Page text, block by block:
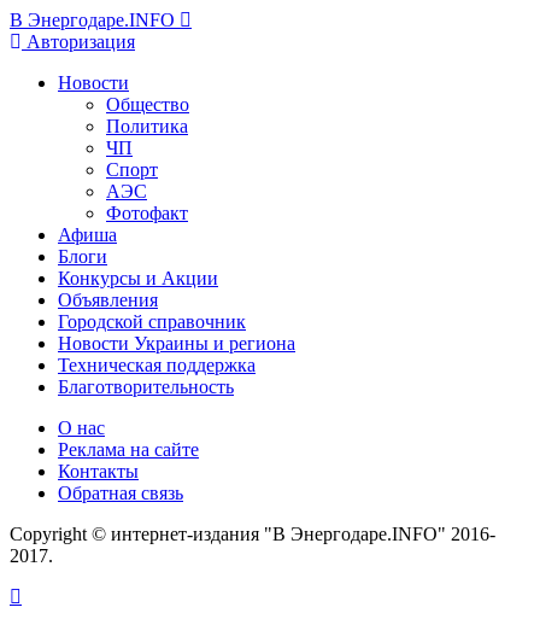
В Энергодаре.INFO
Авторизация
Новости
Общество
Политика
ЧП
Спорт
АЭС
Фотофакт
Афиша
Блоги
Конкурсы и Акции
Объявления
Городской справочник
Новости Украины и региона
Техническая поддержка
Благотворительность
О нас
Реклама на сайте
Контакты
Обратная связь
Copyright © интернет-издания "В Энергодаре.INFO" 2016-
2017.